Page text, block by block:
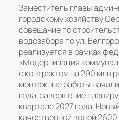
Заместитель главы
городскому хозяйству
совещание по
водозабора по ул.
реализуется в рамках
«Модернизация
с контрактом на 290 млн
монтажные работы
года, завершение
квартале 2027 года.
качественной водой